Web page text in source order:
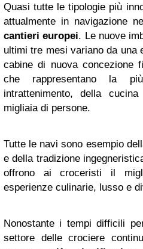
Quasi tutte le tipologie più
attualmente in navigazione
cantieri europei. Le nuove
ultimi tre mesi variano da una
cabine di nuova concezione
che rappresentano la
intrattenimento, della
migliaia di persone.
Tutte le navi sono esempio
e della tradizione
offrono ai croceristi il
esperienze culinarie, lusso e
Nonostante i tempi difficili
settore delle crociere